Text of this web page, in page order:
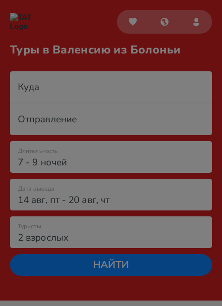
Туры в Валенсию из Болоньи
Куда
Отправление
7 - 9 ночей
Длительность
Дата выезда
14 авг, пт- 20 авг, чт
2 взрослых
Туристы
НАЙТИ